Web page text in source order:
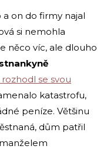
on do firmy najal
si nemohla
něco víc, ale dlouho
rozhodl se svou
katastrofu,
peníze. Většinu
dům patřil